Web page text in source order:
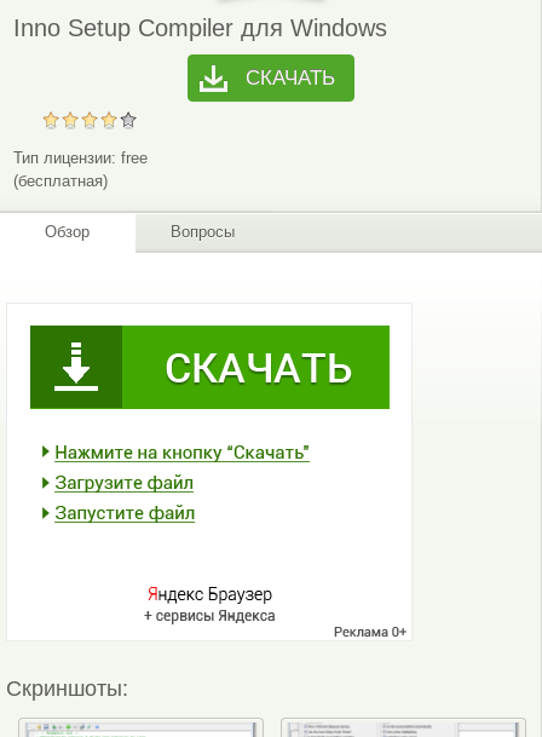
Inno Setup Compiler для Windows
СКАЧАТЬ
Тип лицензии: free
(бесплатная)
Обзор Вопросы
Скриншоты: